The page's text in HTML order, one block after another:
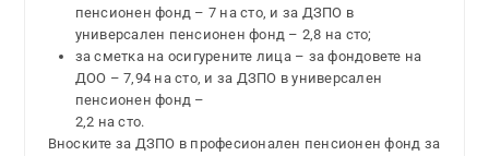
пенсионен фонд – 7 на сто, и за ДЗПО в
универсален пенсионен фонд – 2,8 на сто;
за сметка на осигурените лица – за фондовете на
ДОО – 7,94 на сто, и за ДЗПО в универсален
пенсионен фонд –
2,2 на сто.
Вноските за ДЗПО в професионален пенсионен фонд за